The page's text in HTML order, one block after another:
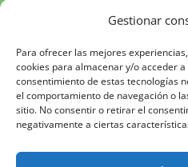
Gestionar
Para ofrecer las mejores
cookies para almacenar y/o acceder
consentimiento de estas tecnologías
el comportamiento de navegación o
sitio. No consentir o retirar el
negativamente a ciertas
Llanos de la Larri
Lago Marboré